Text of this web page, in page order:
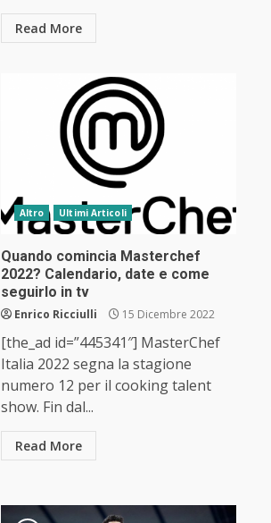
Read More
Altro Ultimi Articoli
Quando comincia Masterchef
2022? Calendario, date e come
seguirlo in tv
Enrico Ricciulli 15 Dicembre 2022
[the_ad id=”445341″] MasterChef
Italia 2022 segna la stagione
numero 12 per il cooking talent
show. Fin dal...
Read More